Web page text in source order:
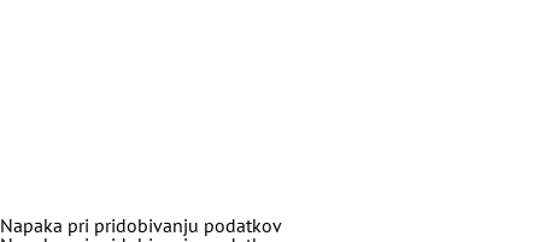
Napaka pri pridobivanju podatkov